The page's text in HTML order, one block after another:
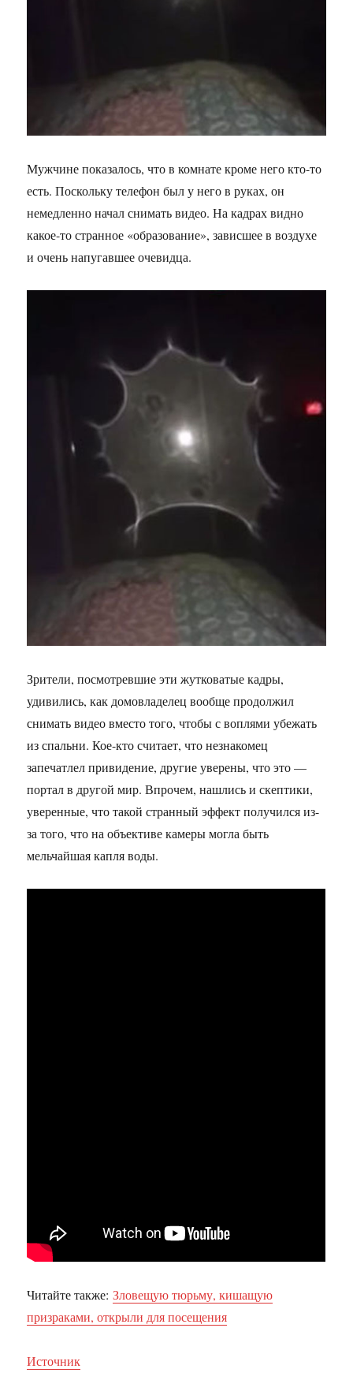
Мужчине показалось, что в комнате кроме него кто-то
есть. Поскольку телефон был у него в руках, он
немедленно начал снимать видео. На кадрах видно
какое-то странное «образование», зависшее в воздухе
и очень напугавшее очевидца.
Зрители, посмотревшие эти жутковатые кадры,
удивились, как домовладелец вообще продолжил
снимать видео вместо того, чтобы с воплями убежать
из спальни. Кое-кто считает, что незнакомец
запечатлел привидение, другие уверены, что это —
портал в другой мир. Впрочем, нашлись и скептики,
уверенные, что такой странный эффект получился из-
за того, что на объективе камеры могла быть
мельчайшая капля воды.
Читайте также:Зловещую тюрьму, кишащую
призраками, открыли для посещения
Источник